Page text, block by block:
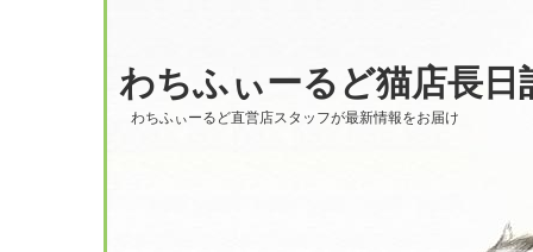
わちふぃーるど猫店長日
わちふぃーるど直営店スタッフが最新情報をお届け